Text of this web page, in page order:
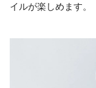
イルが楽しめます。